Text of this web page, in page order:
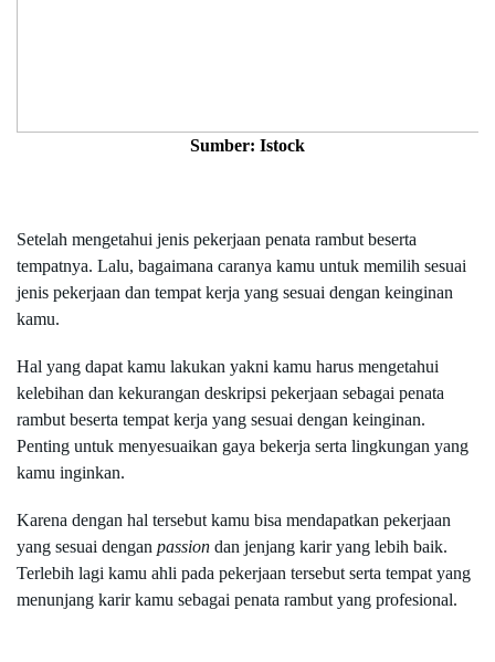
Sumber: Istock
Setelah mengetahui jenis pekerjaan penata rambut beserta
tempatnya. Lalu, bagaimana caranya kamu untuk memilih sesuai
jenis pekerjaan dan tempat kerja yang sesuai dengan keinginan
kamu.
Hal yang dapat kamu lakukan yakni kamu harus mengetahui
kelebihan dan kekurangan deskripsi pekerjaan sebagai penata
rambut beserta tempat kerja yang sesuai dengan keinginan.
Penting untuk menyesuaikan gaya bekerja serta lingkungan yang
kamu inginkan.
Karena dengan hal tersebut kamu bisa mendapatkan pekerjaan
yang sesuai dengan passion dan jenjang karir yang lebih baik.
Terlebih lagi kamu ahli pada pekerjaan tersebut serta tempat yang
menunjang karir kamu sebagai penata rambut yang profesional.